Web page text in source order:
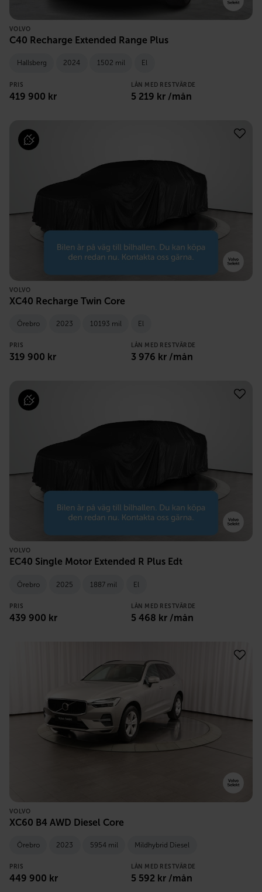
VOLVO
C40 Recharge Extended Range Plus
Hallsberg 2024 1502 mil El
PRIS
419 900 kr
LÅN MED RESTVÄRDE
5 219 kr /mån
VOLVO
XC40 Recharge Twin Core
Örebro 2023 10193 mil El
PRIS
319 900 kr
LÅN MED RESTVÄRDE
3 976 kr /mån
VOLVO
EC40 Single Motor Extended R Plus Edt
Örebro 2025 1887 mil El
PRIS
439 900 kr
LÅN MED RESTVÄRDE
5 468 kr /mån
VOLVO
XC60 B4 AWD Diesel Core
Örebro 2023 5954 mil Mildhybrid Diesel
PRIS
449 900 kr
LÅN MED RESTVÄRDE
5 592 kr /mån